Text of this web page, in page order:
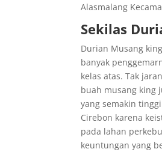
Alasmalang
Sekilas
Durian Musang
banyak
kelas atas. Tak
buah musang king
yang semakin
Cirebon karena
pada lahan
keuntungan yang